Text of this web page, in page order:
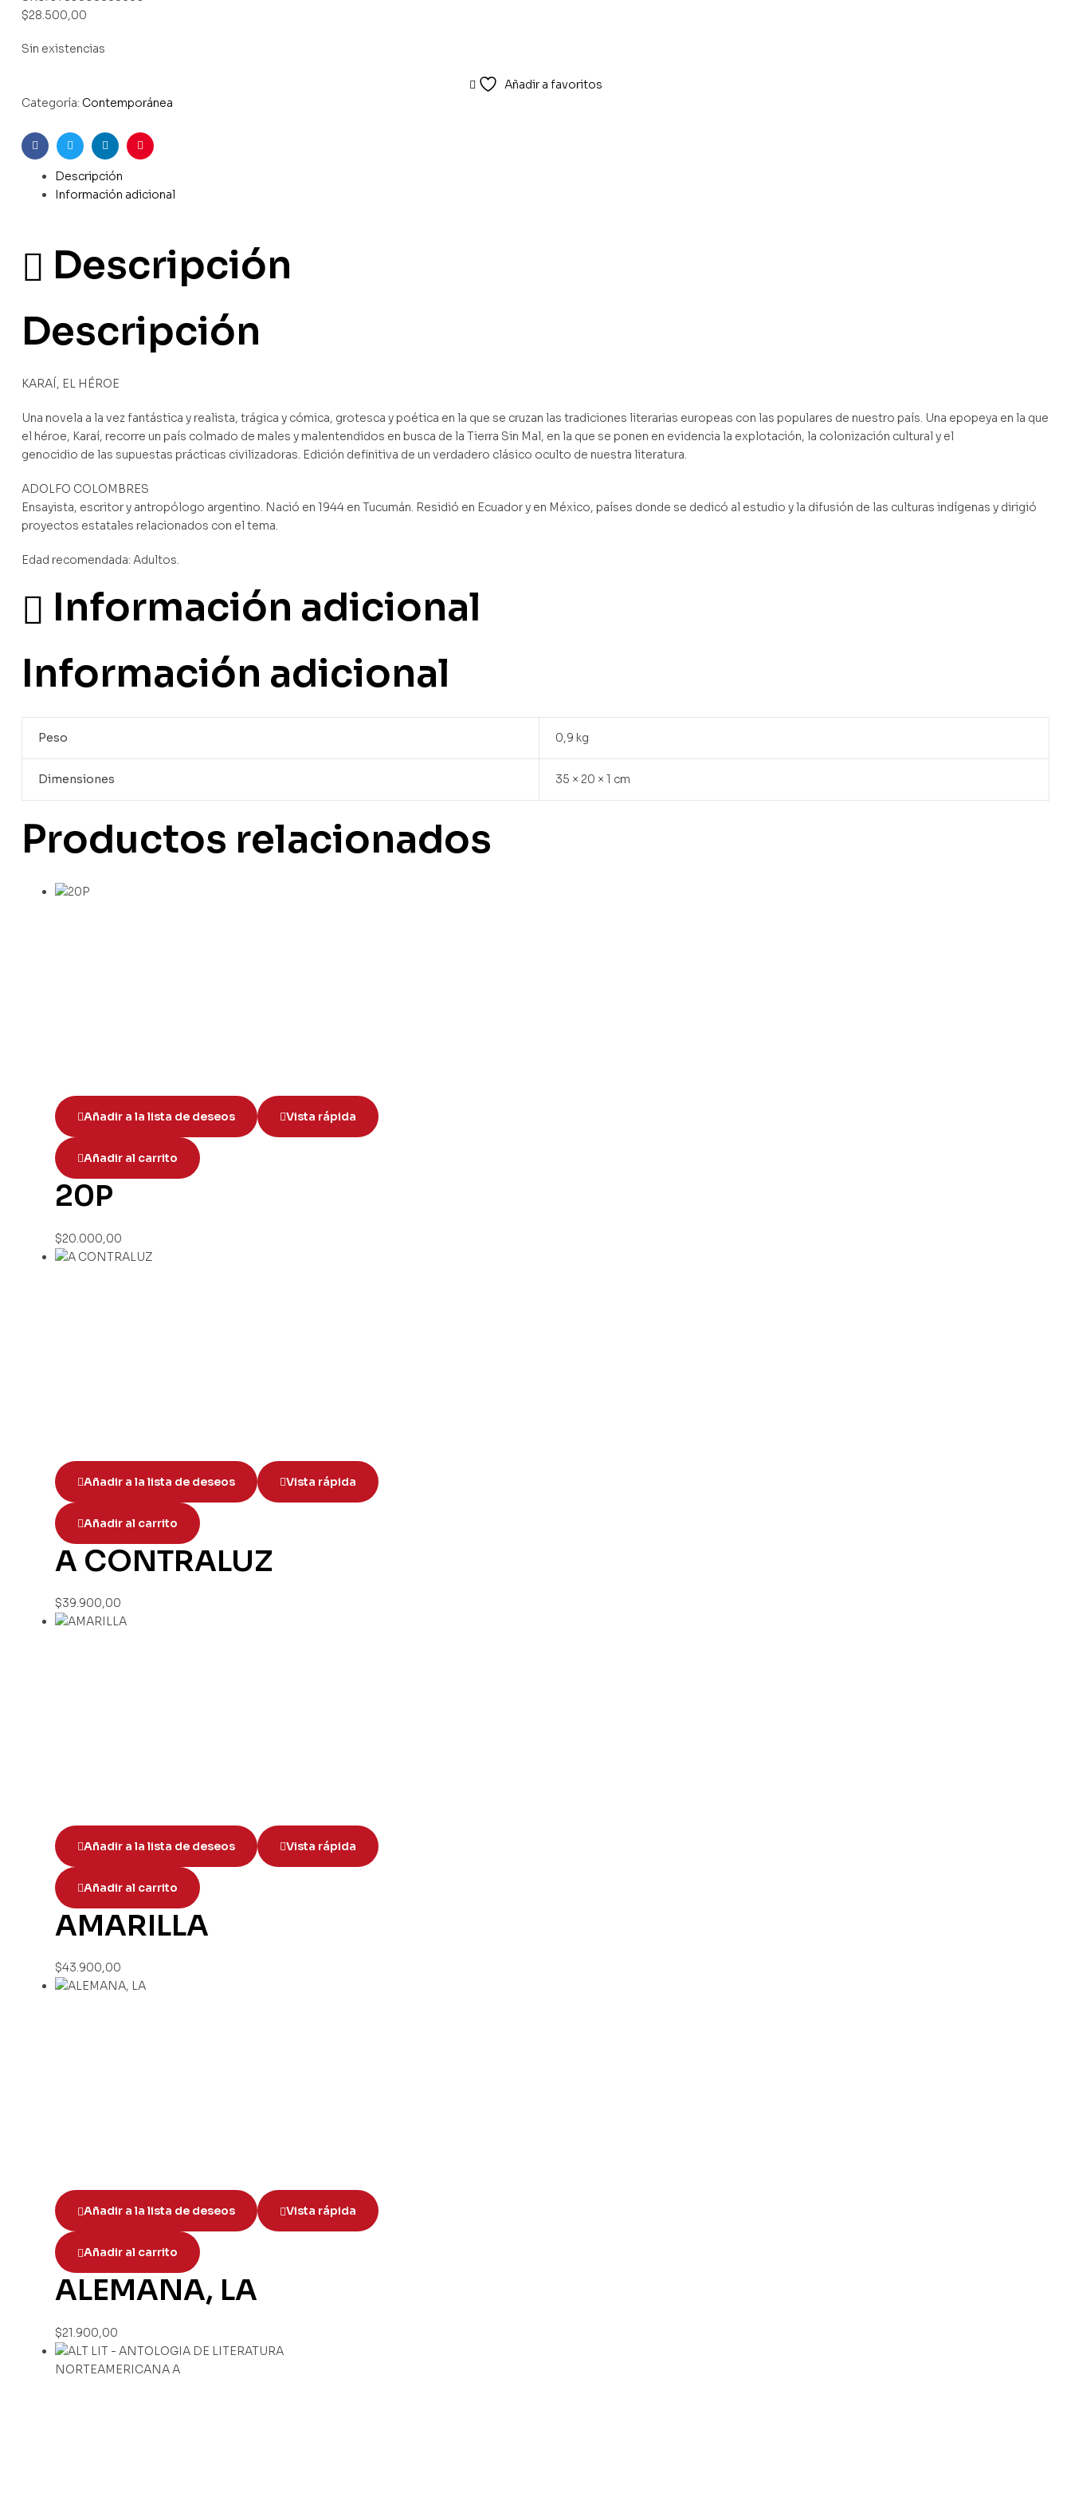
$28.500,00
Sin existencias
Añadir a favoritos
Categoría: Contemporánea
FacebookTwitterLinkedinPinterest
Descripción
Información adicional
Descripción
Descripción
KARAÍ, EL HÉROE
Una novela a la vez fantástica y realista, trágica y cómica, grotesca y poética en la que se cruzan las tradiciones literarias europeas con las populares de nuestro país. Una epopeya en la que
el héroe, Karaí, recorre un país colmado de males y malentendidos en busca de la Tierra Sin Mal, en la que se ponen en evidencia la explotación, la colonización cultural y el
genocidio de las supuestas prácticas civilizadoras. Edición definitiva de un verdadero clásico oculto de nuestra literatura.
ADOLFO COLOMBRES
Ensayista, escritor y antropólogo argentino. Nació en 1944 en Tucumán. Residió en Ecuador y en México, países donde se dedicó al estudio y la difusión de las culturas indígenas y dirigió
proyectos estatales relacionados con el tema.
Edad recomendada: Adultos.
Información adicional
Información adicional
Peso 0,9 kg
Dimensiones 35 × 20 × 1 cm
Productos relacionados
Añadir a la lista de deseos Vista rápida
Añadir al carrito
20P
$20.000,00
Añadir a la lista de deseos Vista rápida
Añadir al carrito
A CONTRALUZ
$39.900,00
Añadir a la lista de deseos Vista rápida
Añadir al carrito
AMARILLA
$43.900,00
Añadir a la lista de deseos Vista rápida
Añadir al carrito
ALEMANA, LA
$21.900,00